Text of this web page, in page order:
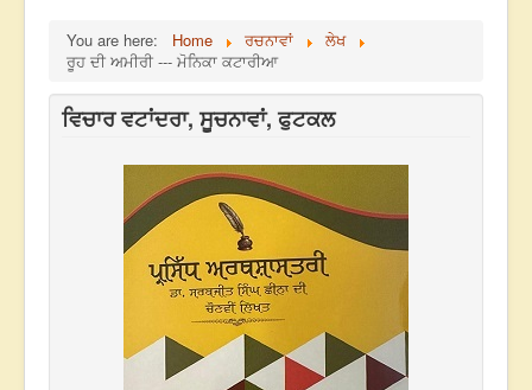
You are here: Home ਰਚਨਾਵਾਂ
ਲੇਖ
ਰੂਹ ਦੀ ਅਮੀਰੀ --- ਮੋਨਿਕਾ ਕਟਾਰੀਆ
ਵਿਚਾਰ ਵਟਾਂਦਰਾ, ਸੂਚਨਾਵਾਂ, ਫੁਟਕਲ